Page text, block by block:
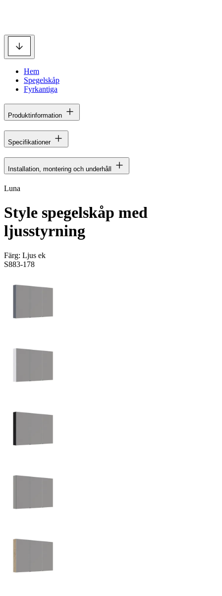
Hem
Spegelskåp
Fyrkantiga
Produktinformation
Specifikationer
Installation, montering och underhåll
Luna
Style spegelskåp med
ljusstyrning
Färg: Ljus ek
S883-178